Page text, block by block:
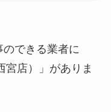
できる業者に
宮店）」がありま